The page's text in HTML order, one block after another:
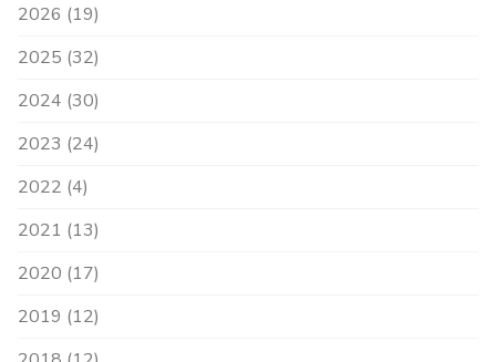
2026 (19)
2025 (32)
2024 (30)
2023 (24)
2022 (4)
2021 (13)
2020 (17)
2019 (12)